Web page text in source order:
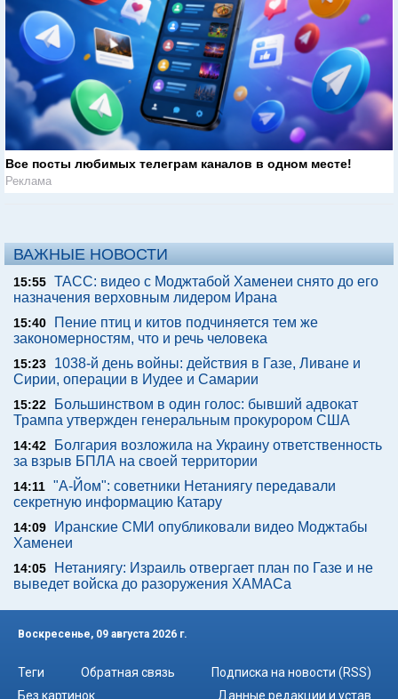
Все посты любимых телеграм каналов в одном месте!
Реклама
ВАЖНЫЕ НОВОСТИ
15:55 ТАСС: видео с Моджтабой Хаменеи снято до его
назначения верховным лидером Ирана
15:40
Пение птиц и китов подчиняется тем же
закономерностям, что и речь человека
15:23
1038-й день войны: действия в Газе, Ливане и
Сирии, операции в Иудее и Самарии
15:22
Большинством в один голос: бывший адвокат
Трампа утвержден генеральным прокурором США
14:42
Болгария возложила на Украину ответственность
за взрыв БПЛА на своей территории
14:11 "А-Йом": советники Нетаниягу передавали
секретную информацию Катару
14:09
Иранские СМИ опубликовали видео Моджтабы
Хаменеи
14:05
Нетаниягу: Израиль отвергает план по Газе и не
выведет войска до разоружения ХАМАСа
Воскресенье, 09 августа 2026 г.
Теги Обратная связь
Подписка на новости (RSS)
Без картинок
Данные редакции и устав